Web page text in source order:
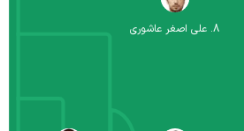
8
. علی اصغر عاشوری